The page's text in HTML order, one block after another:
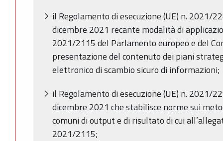
il Regolamento di esecuzione (UE) n. 2021/
dicembre 2021 recante modalità di
2021/2115 del Parlamento europeo e del
presentazione del contenuto dei piani
elettronico di scambio sicuro di informazioni;
il Regolamento di esecuzione (UE) n. 2021/
dicembre 2021 che stabilisce norme sui
comuni di output e di risultato di cui
2021/2115;